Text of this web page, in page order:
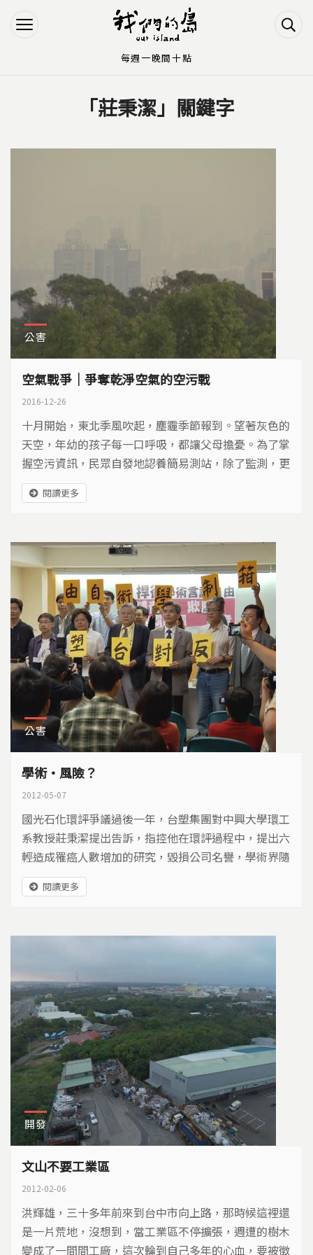
Jump to Navigation
Jump to Main content
「莊秉潔」關鍵字
公害
空氣戰爭｜爭奪乾淨空氣的空污戰
2016-12-26
十月開始，東北季風吹起，塵霾季節報到。望著灰色的
天空，年幼的孩子每一口呼吸，都讓父母擔憂。為了掌
握空污資訊，民眾自發地認養簡易測站，除了監測，更
要積極尋找解方…
閱讀更多
公害
學術‧風險？
2012-05-07
國光石化環評爭議過後一年，台塑集團對中興大學環工
系教授莊秉潔提出告訴，指控他在環評過程中，提出六
輕造成罹癌人數增加的研究，毀損公司名譽，學術界隨
後發起連署聲援，抗議台塑箝制學術言論自由...
閱讀更多
開發
文山不要工業區
2012-02-06
洪輝雄，三十多年前來到台中市向上路，那時候這裡還
是一片荒地，沒想到，當工業區不停擴張，週遭的樹木
變成了一間間工廠，這次輪到自己多年的心血，要被徵
每週一晚間十點